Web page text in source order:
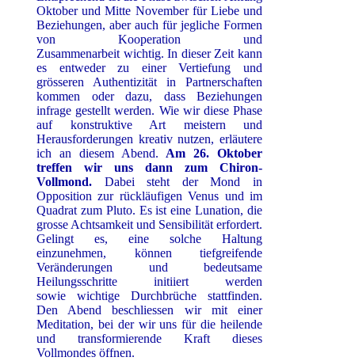
Oktober und Mitte November für Liebe und
Beziehungen, aber auch für jegliche Formen
von Kooperation und
Zusammenarbeit wichtig. In dieser Zeit kann
es entweder zu einer Vertiefung und
grösseren Authentizität in Partnerschaften
kommen oder dazu, dass Beziehungen
infrage gestellt werden. Wie wir diese Phase
auf konstruktive Art meistern und
Herausforderungen kreativ nutzen, erläutere
ich an diesem Abend.Am 26. Oktober
treffen wir uns dann zum Chiron-
Vollmond. Dabei steht der Mond in
Opposition zur rückläufigen Venus und im
Quadrat zum Pluto. Es ist eine Lunation, die
grosse Achtsamkeit und Sensibilität erfordert.
Gelingt es, eine solche Haltung
einzunehmen, können tiefgreifende
Veränderungen und bedeutsame
Heilungsschritte initiiert werden
sowie wichtige Durchbrüche stattfinden.
Den Abend beschliessen wir mit einer
Meditation, bei der wir uns für die heilende
und transformierende Kraft dieses
Vollmondes öffnen.